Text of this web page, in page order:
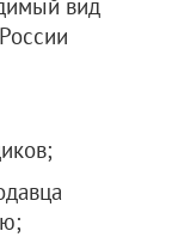
вид